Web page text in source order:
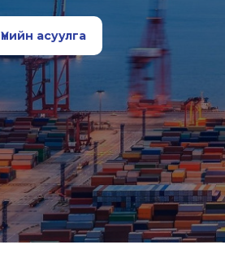
Үнийн асуулга